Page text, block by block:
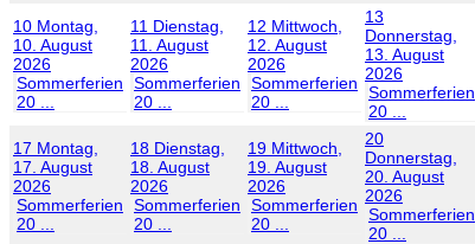
10 Montag,
10. August
2026
Sommerferien
20 ...
11 Dienstag,
11. August
2026
Sommerferien
20 ...
12 Mittwoch,
12. August
2026
Sommerferien
20 ...
13
Donnerstag,
13. August
2026
Sommerferien
20 ...
17 Montag,
17. August
2026
Sommerferien
20 ...
18 Dienstag,
18. August
2026
Sommerferien
20 ...
19 Mittwoch,
19. August
2026
Sommerferien
20 ...
20
Donnerstag,
20. August
2026
Sommerferien
20 ...